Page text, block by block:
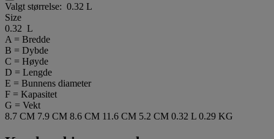
Valgt størrelse: 0.32 L
Size
0.32 L
A = Bredde
B = Dybde
C = Høyde
D = Lengde
E = Bunnens diameter
F = Kapasitet
G = Vekt
8.7 CM 7.9 CM 8.6 CM 11.6 CM 5.2 CM 0.32 L 0.29 KG